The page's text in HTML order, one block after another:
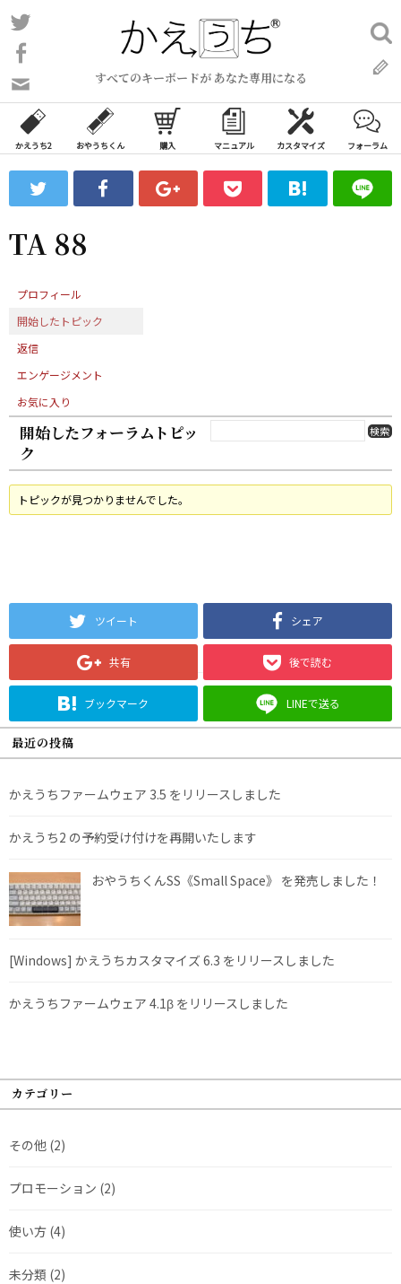
コ
ン
ン
ツ
ス
ッ
プ
すべてのキーボードが あなた専用になる
い
合
わ
フ
ォ
ム
検
索:
かえうち2 おやうちくん 購入 マニュアル カスタマイズ フォーラム
TA 88
プロフィール
開始したトピック
返信
エンゲージメント
お気に入り
開始したフォーラムトピッ
ク
トピックが見つかりませんでした。
ツイート シェア
共有 後で読む
ブックマーク LINEで送る
最近の投稿
かえうちファームウェア 3.5 をリリースしました
かえうち2 の予約受け付けを再開いたします
おやうちくんSS《Small Space》 を発売しました！
[Windows] かえうちカスタマイズ 6.3 をリリースしました
かえうちファームウェア 4.1β をリリースしました
カテゴリー
その他 (2)
プロモーション (2)
使い方 (4)
未分類 (2)